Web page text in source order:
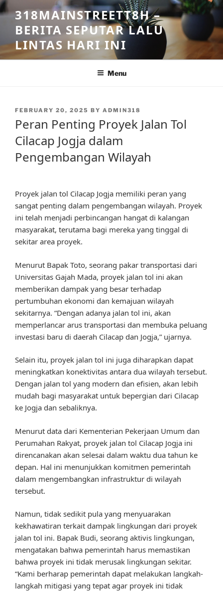
Skip
to
content
318MAINSTREETT8H –
BERITA SEPUTAR LALU
LINTAS HARI INI
Menu
POSTED
FEBRUARY 20, 2025 BY ADMIN318
Peran Penting Proyek Jalan Tol
Cilacap Jogja dalam
Pengembangan Wilayah
Proyek jalan tol Cilacap Jogja memiliki peran yang
sangat penting dalam pengembangan wilayah. Proyek
ini telah menjadi perbincangan hangat di kalangan
masyarakat, terutama bagi mereka yang tinggal di
sekitar area proyek.
Menurut Bapak Toto, seorang pakar transportasi dari
Universitas Gajah Mada, proyek jalan tol ini akan
memberikan dampak yang besar terhadap
pertumbuhan ekonomi dan kemajuan wilayah
sekitarnya. “Dengan adanya jalan tol ini, akan
memperlancar arus transportasi dan membuka peluang
investasi baru di daerah Cilacap dan Jogja,” ujarnya.
Selain itu, proyek jalan tol ini juga diharapkan dapat
meningkatkan konektivitas antara dua wilayah tersebut.
Dengan jalan tol yang modern dan efisien, akan lebih
mudah bagi masyarakat untuk bepergian dari Cilacap
ke Jogja dan sebaliknya.
Menurut data dari Kementerian Pekerjaan Umum dan
Perumahan Rakyat, proyek jalan tol Cilacap Jogja ini
direncanakan akan selesai dalam waktu dua tahun ke
depan. Hal ini menunjukkan komitmen pemerintah
dalam mengembangkan infrastruktur di wilayah
tersebut.
Namun, tidak sedikit pula yang menyuarakan
kekhawatiran terkait dampak lingkungan dari proyek
jalan tol ini. Bapak Budi, seorang aktivis lingkungan,
mengatakan bahwa pemerintah harus memastikan
bahwa proyek ini tidak merusak lingkungan sekitar.
“Kami berharap pemerintah dapat melakukan langkah-
langkah mitigasi yang tepat agar proyek ini tidak